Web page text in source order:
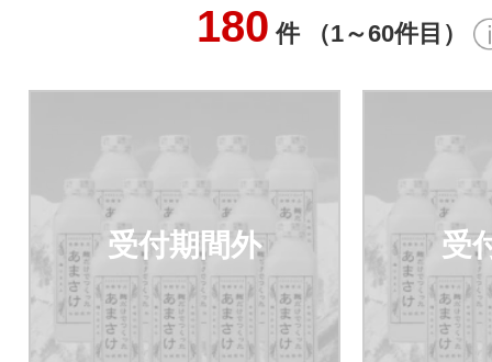
180 件 （1～60件目）
受付期間外 受